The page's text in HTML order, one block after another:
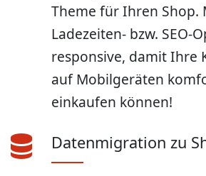
Theme für Ihren Shop.
Ladezeiten- bzw. SEO-
responsive, damit Ihre
auf Mobilgeräten
einkaufen können!
Datenmigration zu